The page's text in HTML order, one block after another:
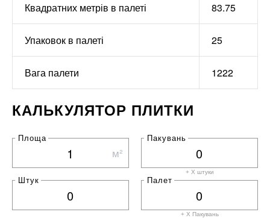
Квадратних метрів в палеті 83.75
Упаковок в палеті 25
Вага палети 1222
КАЛЬКУЛЯТОР ПЛИТКИ
Площа
м²
Пакувань
+ X штуки
Штук Палет
+ X Пакувань